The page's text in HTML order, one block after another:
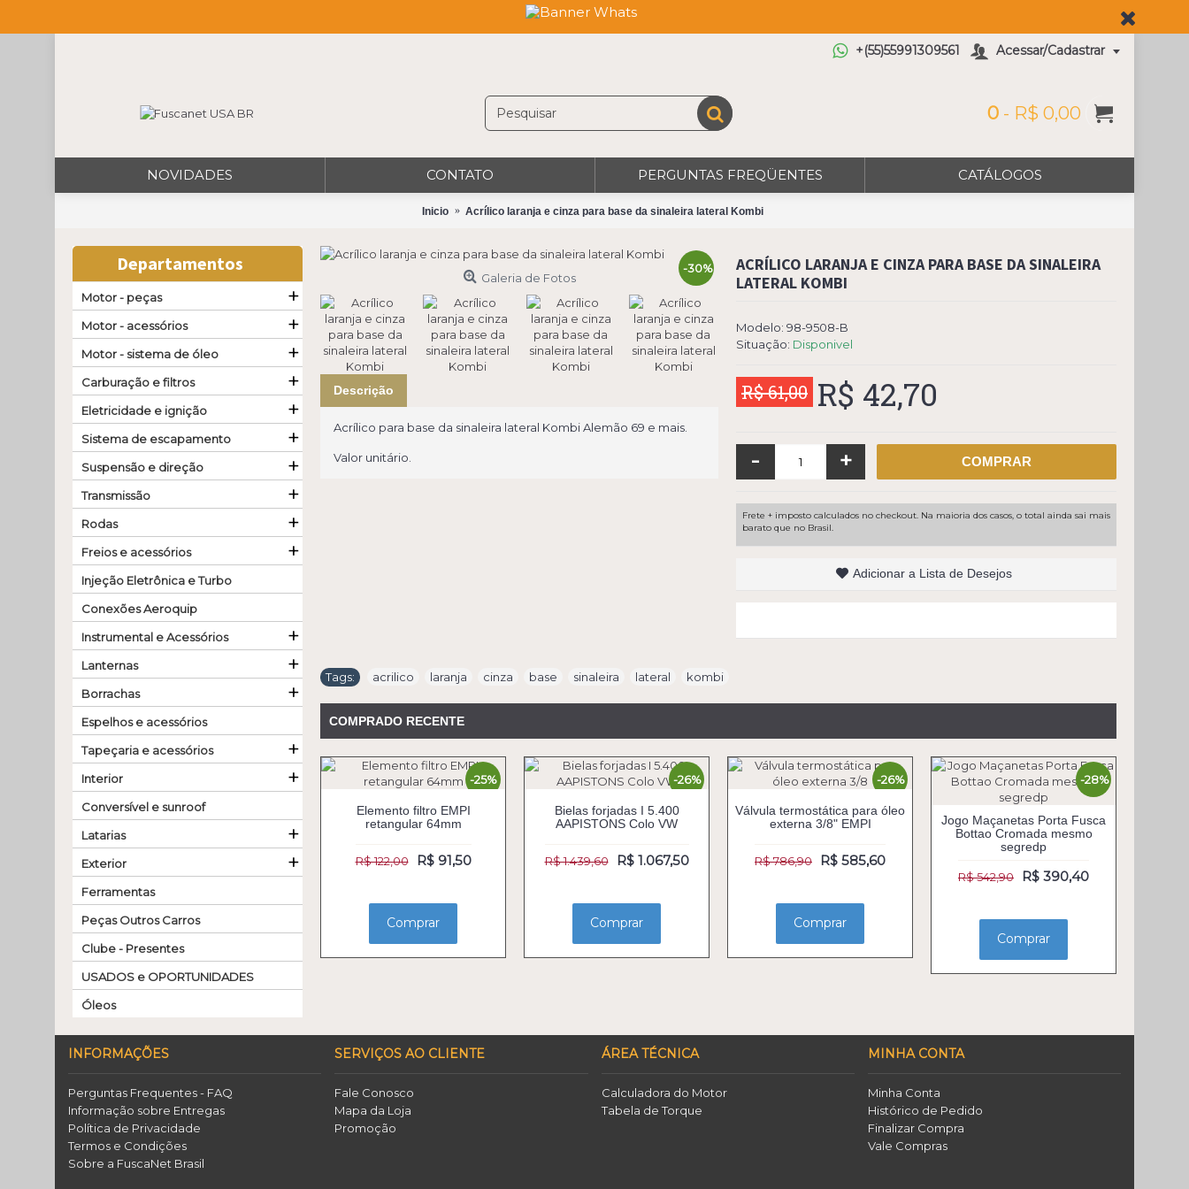
+(55)55991309561 Acessar/Cadastrar
0 - R$ 0,00
NOVIDADES CONTATO PERGUNTAS FREQÜENTES CATÁLOGOS
Inicio Acrílico laranja e cinza para base da sinaleira lateral Kombi
Departamentos
Motor - peças +
Motor - acessórios +
Motor - sistema de óleo +
Carburação e filtros +
Eletricidade e ignição +
Sistema de escapamento +
Suspensão e direção +
Transmissão +
Rodas +
Freios e acessórios +
Injeção Eletrônica e Turbo
Conexões Aeroquip
Instrumental e Acessórios
+
Lanternas +
Borrachas +
Espelhos e acessórios
Tapeçaria e acessórios
+
Interior +
Conversível e sunroof
Latarias
+
Exterior +
Ferramentas
Peças Outros Carros
Clube - Presentes
USADOS e OPORTUNIDADES
Óleos
-30%
Galeria de Fotos
Descrição
Acrílico para base da sinaleira lateral Kombi Alemão 69 e mais.
Valor unitário.
ACRÍLICO LARANJA E CINZA PARA BASE DA SINALEIRA
LATERAL KOMBI
Modelo: 98-9508-B
Situação: Disponivel
R$ 61,00 R$ 42,70
- + COMPRAR
Frete + imposto calculados no checkout. Na maioria dos casos, o total ainda sai mais
barato que no Brasil.
Adicionar a Lista de Desejos
Tags: acrilico laranja cinza base sinaleira lateral kombi
COMPRADO RECENTE
-25%
Elemento filtro EMPI
retangular 64mm
R$ 122,00 R$ 91,50
Comprar
-26%
Bielas forjadas I 5.400
AAPISTONS Colo VW
R$ 1.439,60 R$ 1.067,50
Comprar
-26%
Válvula termostática para óleo
externa 3/8" EMPI
R$ 786,90 R$ 585,60
Comprar
-28%
Jogo Maçanetas Porta Fusca
Bottao Cromada mesmo
segredp
R$ 542,90 R$ 390,40
Comprar
INFORMAÇÕES
Perguntas Frequentes - FAQ
Informação sobre Entregas
Política de Privacidade
Termos e Condições
Sobre a FuscaNet Brasil
SERVIÇOS AO CLIENTE
Fale Conosco
Mapa da Loja
Promoção
ÁREA TÉCNICA
Calculadora do Motor
Tabela de Torque
MINHA CONTA
Minha Conta
Histórico de Pedido
Finalizar Compra
Vale Compras